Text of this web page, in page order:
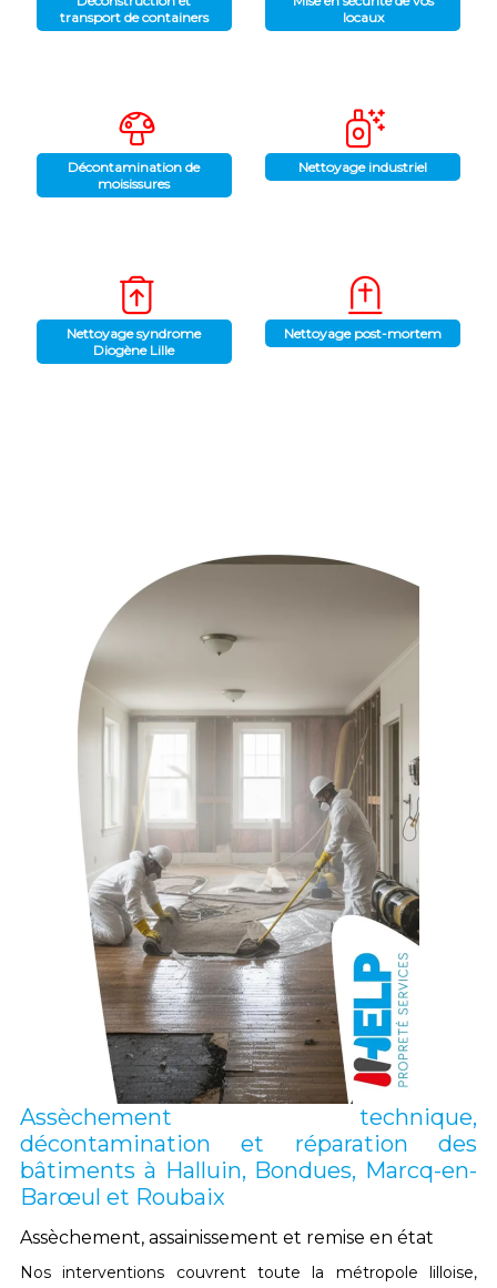
transport de containers
locaux
Décontamination de
moisissures
Nettoyage industriel
Nettoyage syndrome
Diogène Lille
Nettoyage post-mortem
Assèchement technique,
décontamination et réparation des
bâtiments à Halluin, Bondues, Marcq-en-
Barœul et Roubaix
Assèchement, assainissement et remise en état
Nos interventions couvrent toute la métropole lilloise,